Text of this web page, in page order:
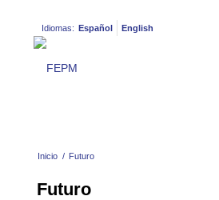
Idiomas: Español English
Inicio / Futuro
Futuro